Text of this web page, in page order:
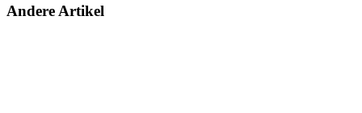
Andere Artikel